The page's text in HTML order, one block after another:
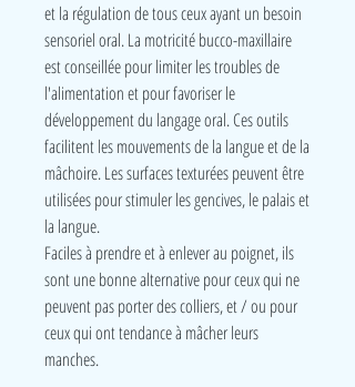
et la régulation de tous ceux ayant un besoin
sensoriel oral. La motricité bucco-maxillaire
est conseillée pour limiter les troubles de
l'alimentation et pour favoriser le
développement du langage oral. Ces outils
facilitent les mouvements de la langue et de la
mâchoire. Les surfaces texturées peuvent être
utilisées pour stimuler les gencives, le palais et
la langue.
Faciles à prendre et à enlever au poignet, ils
sont une bonne alternative pour ceux qui ne
peuvent pas porter des colliers, et / ou pour
ceux qui ont tendance à mâcher leurs
manches.